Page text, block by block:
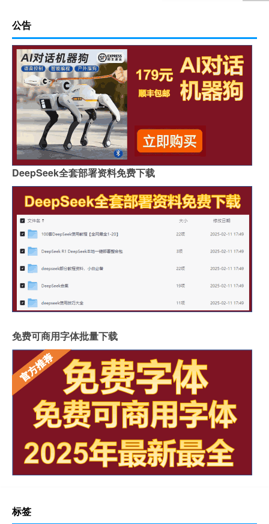
公告
DeepSeek全套部署资料免费下载
免费可商用字体批量下载
标签